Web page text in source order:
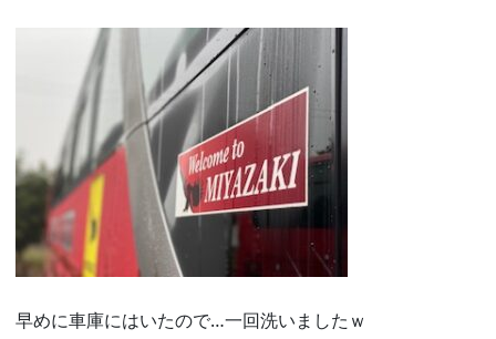
早めに車庫にはいたので…一回洗いましたｗ